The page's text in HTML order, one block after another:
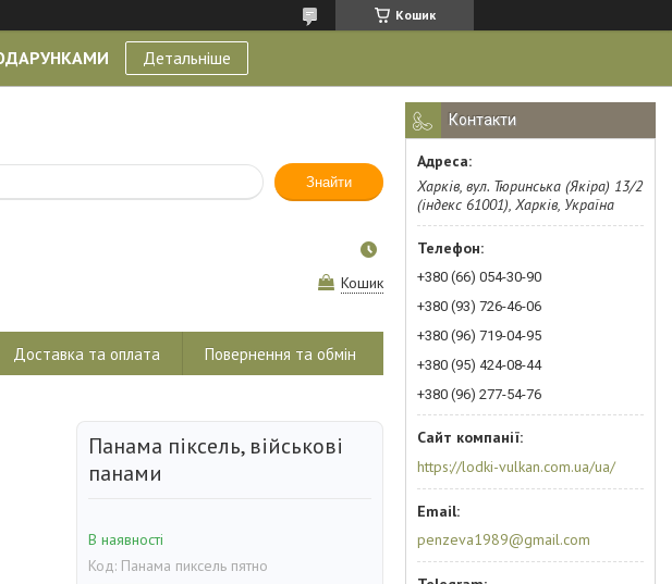
Кошик
Детальніше
Знайти
Кошик
Доставка та оплата Повернення та обмін
Панама піксель, військові
панами
В наявності
Код: Панама пиксель пятно
Контакти
Харків, вул. Тюринська (Якіра) 13/2
(індекс 61001), Харків, Україна
+380 (66) 054-30-90
+380 (93) 726-46-06
+380 (96) 719-04-95
+380 (95) 424-08-44
+380 (96) 277-54-76
https://lodki-vulkan.com.ua/ua/
penzeva1989@gmail.com